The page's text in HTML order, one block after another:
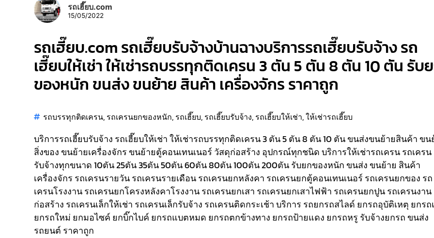
รถเฮี๊ยบ.com
15/05/2022
รถเฮี๊ยบ.com รถเฮี๊ยบรับจ้างบ้านฉางบริการรถเฮี๊ยบรับจ้าง รถ
เฮี๊ยบให้เช่า ให้เช่ารถบรรทุกติดเครน 3 ตัน 5 ตัน 8 ตัน 10 ตัน รับ
ของหนัก ขนส่ง ขนย้าย สินค้า เครื่องจักร ราคาถูก
รถบรรทุกติดเครน, รถเครนยกของหนัก, รถเฮี๊ยบ, รถเฮี๊ยบรับจ้าง, รถเฮี๊ยบให้เช่า,ให้เช่ารถเฮี๊ยบ
บริการรถเฮี๊ยบรับจ้าง รถเฮี๊ยบให้เช่า ให้เช่ารถบรรทุกติดเครน 3 ตัน 5 ตัน 8 ตัน 10 ตัน ขนส่งขนย้ายสินค้า ขน
สิ่งของ ขนย้ายเครื่องจักร ขนย้ายตู้คอนเทนเนอร์ วัสดุก่อสร้าง อุปกรณ์ทุกชนิดบริการให้เช่ารถเครน รถเครน
รับจ้างทุกขนาด 10ตัน 25ตัน 35ตัน 50ตัน 60ตัน 80ตัน 100ตัน 200ตัน รับยกของหนัก ขนส่ง ขนย้าย สินค้า
เครื่องจักร รถเครนรายวัน รถเครนรายเดือน รถเครนยกหลังคา รถเครนยกตู้คอนเทนเนอร์ รถเครนยกของ รถ
เครนโรงงาน รถเครนยกโครงหลังคาโรงงาน รถเครนยกเสา รถเครนยกเสาไฟฟ้า รถเครนยกปูน รถเครนงาน
ก่อสร้าง รถเครนเล็กให้เช่า รถเครนเล็กรับจ้าง รถเครนติดกระเช้าบริการ รถยกรถสไลด์ ยกรถอุบัติเหตุ ยกรถ
ยกรถใหม่ ยกมอไซค์ ยกบิ๊กไบค์ ยกรถแบตหมด ยกรถตกข้างทาง ยกรถป้ายแดง ยกรถหรู รับจ้างยกรถ ขนส่ง
รถยนต์ ราคาถูก